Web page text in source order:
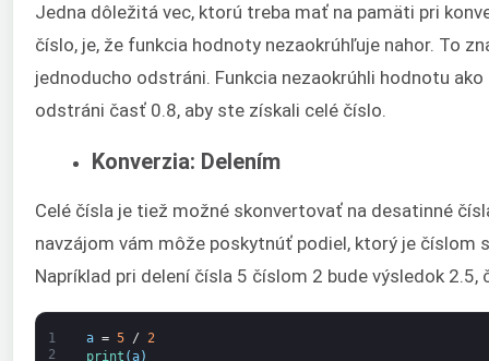
Jedna dôležitá vec, ktorú treba mať na pamäti pri
číslo, je, že funkcia hodnoty nezaokrúhľuje nahor. To
jednoducho odstráni. Funkcia nezaokrúhli hodnotu
odstráni časť 0.8, aby ste získali celé číslo.
Konverzia: Delením
Celé čísla je tiež možné skonvertovať na desatinné
navzájom vám môže poskytnúť podiel, ktorý je číslom
Napríklad pri delení čísla 5 číslom 2 bude výsledok
1
2
a = 5 / 2
print (a)